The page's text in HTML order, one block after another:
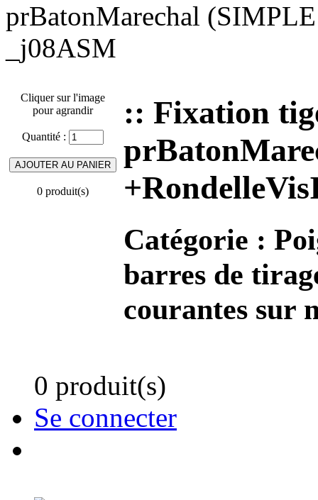
prBatonMarechal
_j08ASM
Cliquer sur l'image
pour agrandir
Quantité :
0 produit(s)
:: Fixation
Catégorie :
barres de
courantes sur
0 produit(s)
Se connecter